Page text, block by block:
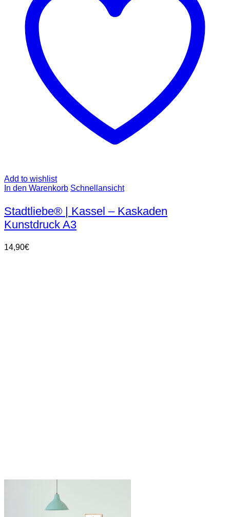
Add to wishlist
In den Warenkorb Schnellansicht
Stadtliebe® | Kassel – Kaskaden
Kunstdruck A3
14,90€